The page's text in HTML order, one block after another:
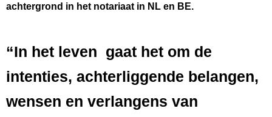
achtergrond in het notariaat in NL en BE.
“In het leven gaat het om de
intenties, achterliggende belangen,
wensen en verlangens van